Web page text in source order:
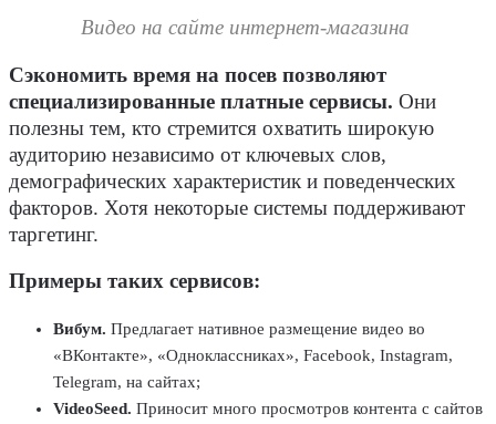
Видео на сайте интернет-магазина
Сэкономить время на посев позволяют
специализированные платные сервисы. Они
полезны тем, кто стремится охватить широкую
аудиторию независимо от ключевых слов,
демографических характеристик и поведенческих
факторов. Хотя некоторые системы поддерживают
таргетинг.
Примеры таких сервисов:
Вибум. Предлагает нативное размещение видео во
«ВКонтакте», «Одноклассниках», Facebook, Instagram,
Telegram, на сайтах;
VideoSeed. Приносит много просмотров контента с сайтов